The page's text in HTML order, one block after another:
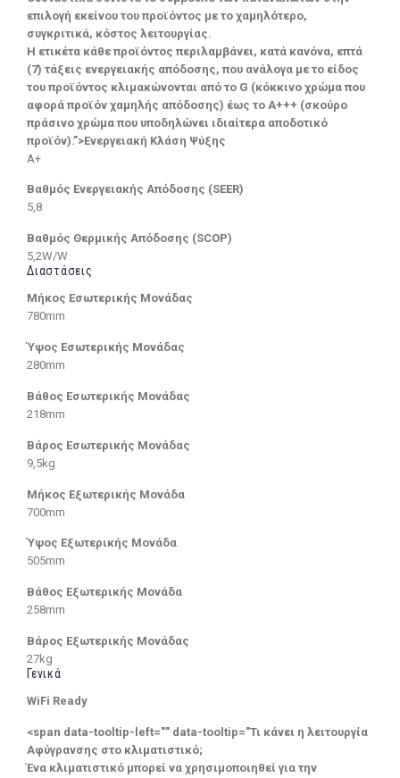
επιλογή εκείνου του προϊόντος με το χαμηλότερο,
συγκριτικά, κόστος λειτουργίας.
Η ετικέτα κάθε προϊόντος περιλαμβάνει, κατά κανόνα, επτά
(7) τάξεις ενεργειακής απόδοσης, που ανάλογα με το είδος
του προϊόντος κλιμακώνονται από το G (κόκκινο χρώμα που
αφορά προϊόν χαμηλής απόδοσης) έως το Α+++ (σκούρο
πράσινο χρώμα που υποδηλώνει ιδιαίτερα αποδοτικό
προϊόν).”>Ενεργειακή Κλάση Ψύξης
A+
Βαθμός Ενεργειακής Απόδοσης (SEER)
5,8
Βαθμός Θερμικής Απόδοσης (SCOP)
5,2W/W
Διαστάσεις
Μήκος Εσωτερικής Μονάδας
780mm
Ύψος Εσωτερικής Μονάδας
280mm
Βάθος Εσωτερικής Μονάδας
218mm
Βάρος Εσωτερικής Μονάδας
9,5kg
Μήκος Εξωτερικής Μονάδα
700mm
Ύψος Εξωτερικής Μονάδα
505mm
Βάθος Εξωτερικής Μονάδα
258mm
Βάρος Εξωτερικής Μονάδας
27kg
Γενικά
WiFi Ready
<span data-tooltip-left="" data-tooltip="Τι κάνει η λειτουργία
Αφύγρανσης στο κλιματιστικό;
Ένα κλιματιστικό μπορεί να χρησιμοποιηθεί για την